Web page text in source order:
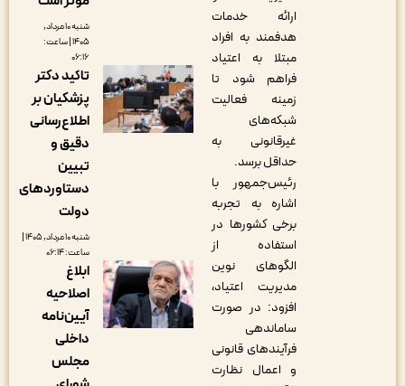
ارائه خدمات
هدفمند به افراد
مبتلا به اعتیاد
فراهم شود تا
زمینه فعالیت
شبکه‌های
غیرقانونی به
حداقل برسد.
رئیس‌جمهور با
اشاره به تجربه
برخی کشورها در
استفاده از
الگوهای نوین
مدیریت اعتیاد،
افزود: در صورت
ساماندهی
فرآیندهای قانونی
و اعمال نظارت
شنبه ۱۰ مرداد,
۱۴۰۵ | ساعت:
تاکید دکتر
پزشکیان بر
اطلاع‌رسانی
دستاوردهای
شنبه ۱۰ مرداد, ۱۴۰۵ |
ابلاغ
اصلاحیه
آیین‌نامه